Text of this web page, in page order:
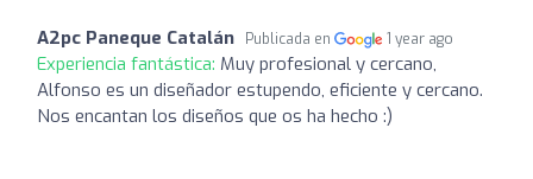
A2pc Paneque Catalán Publicada en 1 year ago
Experiencia fantástica: Muy profesional y cercano,
Alfonso es un diseñador estupendo, eficiente y cercano.
Nos encantan los diseños que os ha hecho :)